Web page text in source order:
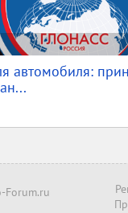
автомобиля:
Forum.ru